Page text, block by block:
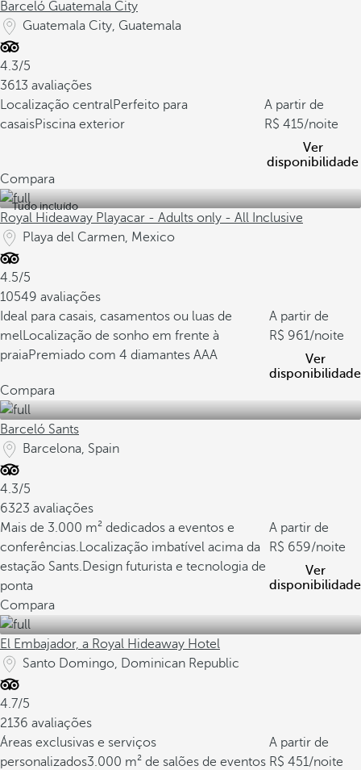
Barceló Guatemala City
Guatemala City, Guatemala
4.3/5
3613 avaliações
Localização centralPerfeito para
casaisPiscina exterior
A partir de
415/noite
Ver
disponibilidade
Compara
Tudo incluído
Royal Hideaway Playacar - Adults only - All Inclusive
Playa del Carmen, Mexico
4.5/5
10549 avaliações
Ideal para casais, casamentos ou luas de
melLocalização de sonho em frente à
praiaPremiado com 4 diamantes AAA
A partir de
961/noite
Ver
disponibilidade
Compara
Barceló Sants
Barcelona, Spain
4.3/5
6323 avaliações
Mais de 3.000 m² dedicados a eventos e
conferências.Localização imbatível acima da
estação Sants.Design futurista e tecnologia de
ponta
A partir de
659/noite
Ver
disponibilidade
Compara
El Embajador, a Royal Hideaway Hotel
Santo Domingo, Dominican Republic
4.7/5
2136 avaliações
Áreas exclusivas e serviços
personalizados3.000 m² de salões de eventos
A partir de
451/noite